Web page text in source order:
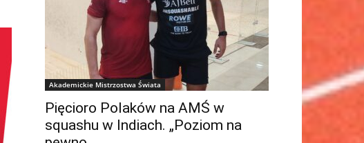
Akademickie Mistrzostwa Świata
Pięcioro Polaków na AMŚ w
squashu w Indiach. „Poziom na